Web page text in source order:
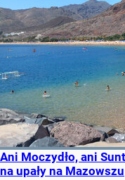
Ani Moczydło, ani
na upały na Mazowszu